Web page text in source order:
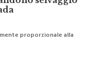
selvaggio